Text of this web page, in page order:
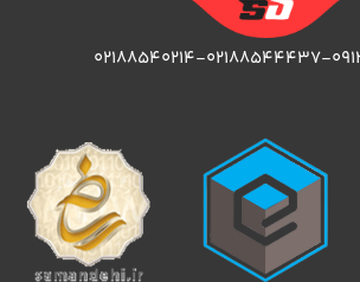
۰۲۱۸۸۵۴۴۴۳۷-۰۹۱۲۳۰۷۷۷۹۶